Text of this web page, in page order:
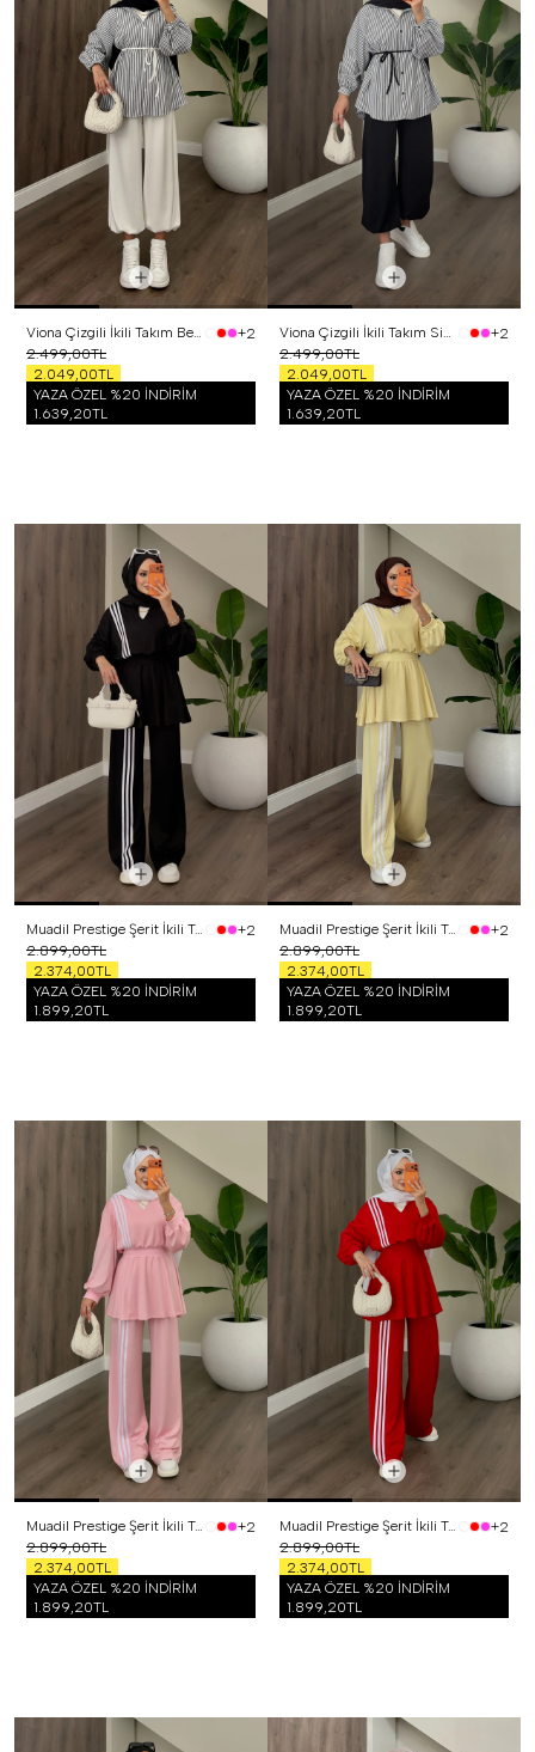
Viona Çizgili İkili Takım Beyaz
+2
2.499,00TL
2.049,00TL
YAZA ÖZEL %20 İNDİRİM
1.639,20TL
Viona Çizgili İkili Takım Siyah
+2
2.499,00TL
2.049,00TL
YAZA ÖZEL %20 İNDİRİM
1.639,20TL
Muadil Prestige Şerit İkili Takım Siyah
+2
2.899,00TL
2.374,00TL
YAZA ÖZEL %20 İNDİRİM
1.899,20TL
Muadil Prestige Şerit İkili Takım Sarı
+2
2.899,00TL
2.374,00TL
YAZA ÖZEL %20 İNDİRİM
1.899,20TL
Muadil Prestige Şerit İkili Takım Pembe
+2
2.899,00TL
2.374,00TL
YAZA ÖZEL %20 İNDİRİM
1.899,20TL
Muadil Prestige Şerit İkili Takım Kırmızı
+2
2.899,00TL
2.374,00TL
YAZA ÖZEL %20 İNDİRİM
1.899,20TL